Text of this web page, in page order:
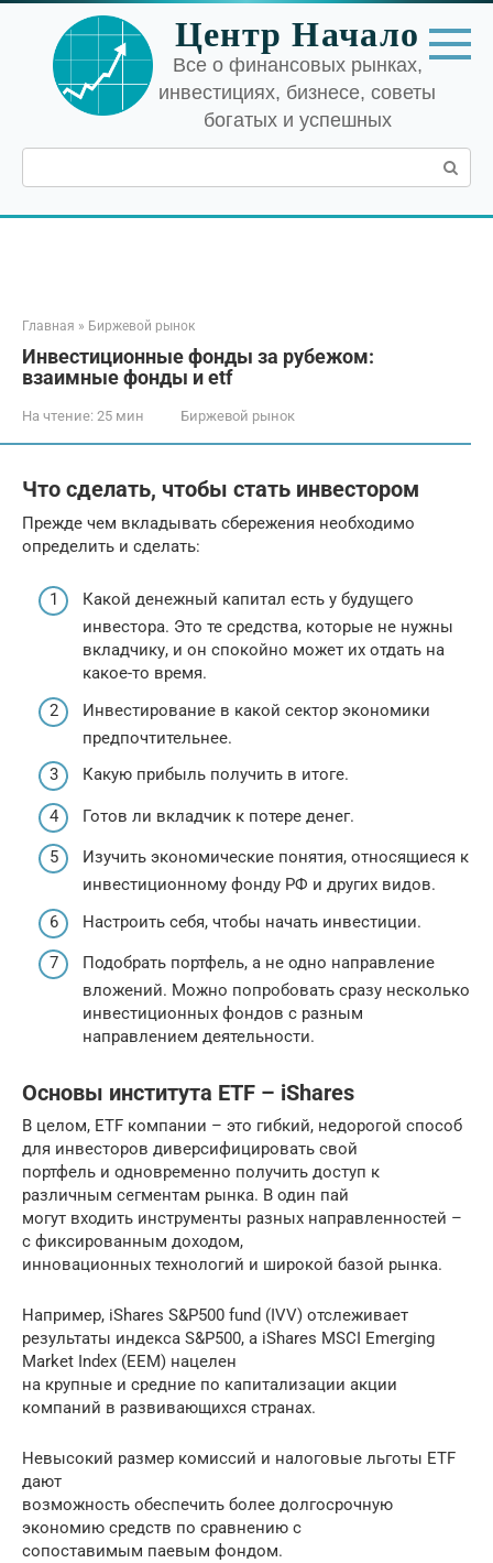
Перейти
контенту
Центр Начало
Все о финансовых рынках,
инвестициях, бизнесе, советы
богатых и успешных
Поиск:
Главная » Биржевой рынок
Инвестиционные фонды за рубежом:
взаимные фонды и etf
На чтение: 25 мин Биржевой рынок
Что сделать, чтобы стать инвестором
Прежде чем вкладывать сбережения необходимо
определить и сделать:
Какой денежный капитал есть у будущего
инвестора. Это те средства, которые не нужны
вкладчику, и он спокойно может их отдать на
какое-то время.
Инвестирование в какой сектор экономики
предпочтительнее.
Какую прибыль получить в итоге.
Готов ли вкладчик к потере денег.
Изучить экономические понятия, относящиеся к
инвестиционному фонду РФ и других видов.
Настроить себя, чтобы начать инвестиции.
Подобрать портфель, а не одно направление
вложений. Можно попробовать сразу несколько
инвестиционных фондов с разным
направлением деятельности.
Основы института ETF – iShares
В целом, ETF компании – это гибкий, недорогой способ
для инвесторов диверсифицировать свой
портфель и одновременно получить доступ к
различным сегментам рынка. В один пай
могут входить инструменты разных направленностей –
с фиксированным доходом,
инновационных технологий и широкой базой рынка.
Например, iShares S&P500 fund (IVV) отслеживает
результаты индекса S&P500, а iShares MSCI Emerging
Market Index (EEM) нацелен
на крупные и средние по капитализации акции
компаний в развивающихся странах.
Невысокий размер комиссий и налоговые льготы ETF
дают
возможность обеспечить более долгосрочную
экономию средств по сравнению с
сопоставимым паевым фондом.